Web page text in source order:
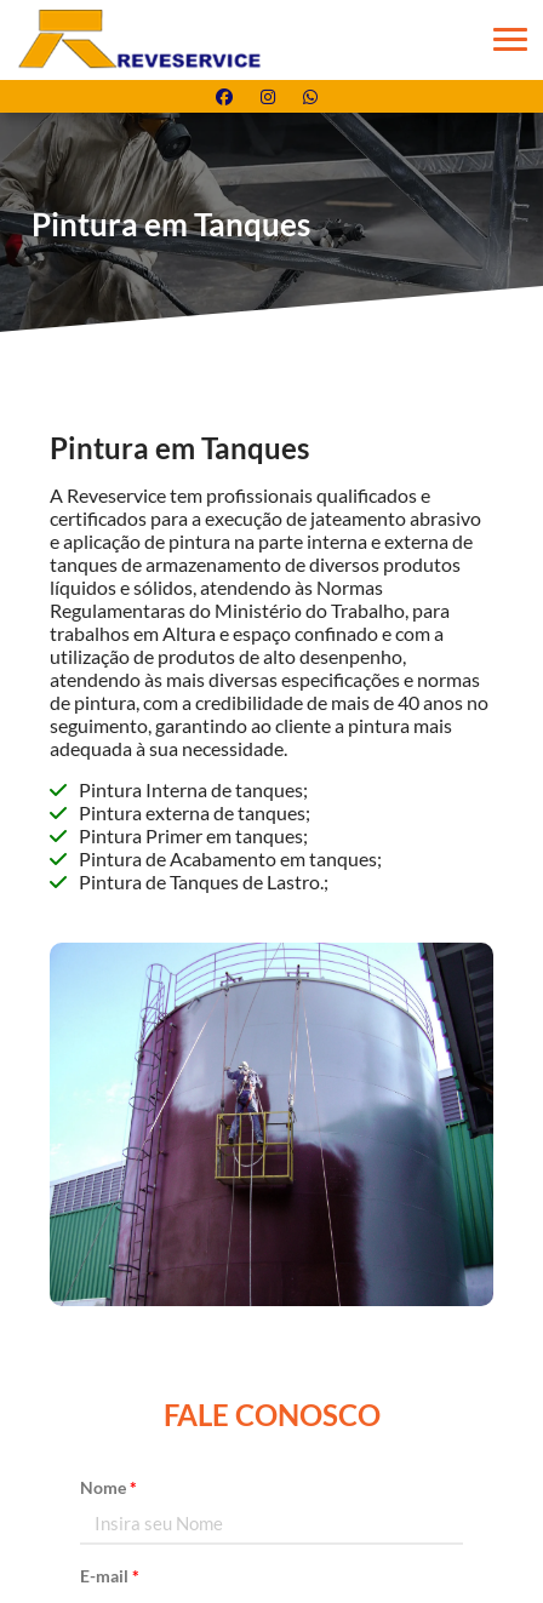
Pintura em Tanques
Pintura em Tanques
A Reveservice tem profissionais qualificados e
certificados para a execução de jateamento abrasivo
e aplicação de pintura na parte interna e externa de
tanques de armazenamento de diversos produtos
líquidos e sólidos, atendendo às Normas
Regulamentaras do Ministério do Trabalho, para
trabalhos em Altura e espaço confinado e com a
utilização de produtos de alto desenpenho,
atendendo às mais diversas especificações e normas
de pintura, com a credibilidade de mais de 40 anos no
seguimento, garantindo ao cliente a pintura mais
adequada à sua necessidade.
Pintura Interna de tanques;
Pintura externa de tanques;
Pintura Primer em tanques;
Pintura de Acabamento em tanques;
Pintura de Tanques de Lastro.;
FALE CONOSCO
Nome*
E-mail*